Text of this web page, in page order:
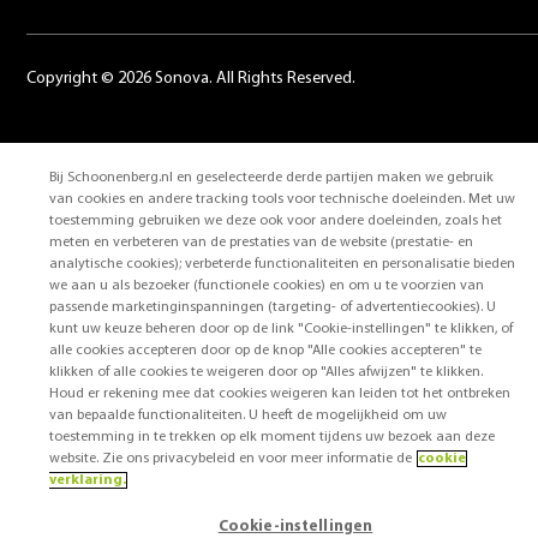
Copyright © 2026 Sonova. All Rights Reserved.
Privacyverklaring
Disclaimer
Cookie-privacyverklaring
Cookievoorkeuren
Bij Schoonenberg.nl en geselecteerde derde partijen maken we gebruik
van cookies en andere tracking tools voor technische doeleinden. Met uw
toestemming gebruiken we deze ook voor andere doeleinden, zoals het
meten en verbeteren van de prestaties van de website (prestatie- en
analytische cookies); verbeterde functionaliteiten en personalisatie bieden
we aan u als bezoeker (functionele cookies) en om u te voorzien van
passende marketinginspanningen (targeting- of advertentiecookies). U
kunt uw keuze beheren door op de link "Cookie-instellingen" te klikken, of
alle cookies accepteren door op de knop "Alle cookies accepteren" te
klikken of alle cookies te weigeren door op "Alles afwijzen" te klikken.
Houd er rekening mee dat cookies weigeren kan leiden tot het ontbreken
van bepaalde functionaliteiten. U heeft de mogelijkheid om uw
toestemming in te trekken op elk moment tijdens uw bezoek aan deze
website. Zie ons privacybeleid en voor meer informatie de cookie
verklaring.
Cookie-instellingen